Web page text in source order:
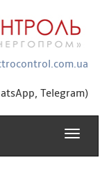
Telegram)
Toggle